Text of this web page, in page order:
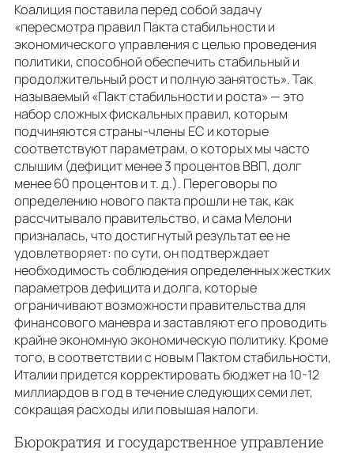
Коалиция поставила перед собой задачу
«пересмотра правил Пакта стабильности и
экономического управления с целью проведения
политики, способной обеспечить стабильный и
продолжительный рост и полную занятость». Так
называемый «Пакт стабильности и роста» — это
набор сложных фискальных правил, которым
подчиняются страны-члены ЕС и которые
соответствуют параметрам, о которых мы часто
слышим (дефицит менее 3 процентов ВВП, долг
менее 60 процентов и т. д.). Переговоры по
определению нового пакта прошли не так, как
рассчитывало правительство, и сама Мелони
призналась, что достигнутый результат ее не
удовлетворяет: по сути, он подтверждает
необходимость соблюдения определенных жестких
параметров дефицита и долга, которые
ограничивают возможности правительства для
финансового маневра и заставляют его проводить
крайне экономную экономическую политику. Кроме
того, в соответствии с новым Пактом стабильности,
Италии придется корректировать бюджет на 10-12
миллиардов в год в течение следующих семи лет,
сокращая расходы или повышая налоги.
Бюрократия и государственное управление